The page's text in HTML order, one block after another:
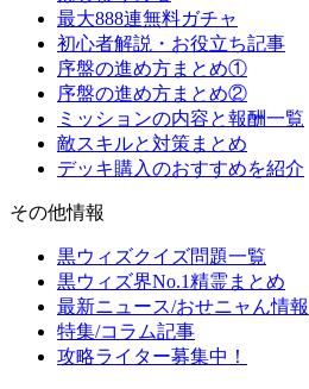
最大888連無料ガチャ
初心者解説・お役立ち記事
序盤の進め方まとめ①
序盤の進め方まとめ②
ミッションの内容と報酬一覧
敵スキルと対策まとめ
デッキ購入のおすすめを紹介
その他情報
黒ウィズクイズ問題一覧
黒ウィズ界No.1精霊まとめ
最新ニュース/おせニャん情報
特集/コラム記事
攻略ライター募集中！